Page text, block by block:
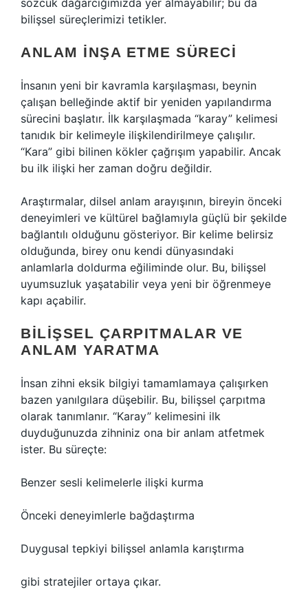
sözcük dağarcığımızda yer almayabilir; bu da
bilişsel süreçlerimizi tetikler.
ANLAM İNŞA ETME SÜRECI
İnsanın yeni bir kavramla karşılaşması, beynin
çalışan belleğinde aktif bir yeniden yapılandırma
sürecini başlatır. İlk karşılaşmada “karay” kelimesi
tanıdık bir kelimeyle ilişkilendirilmeye çalışılır.
“Kara” gibi bilinen kökler çağrışım yapabilir. Ancak
bu ilk ilişki her zaman doğru değildir.
Araştırmalar, dilsel anlam arayışının, bireyin önceki
deneyimleri ve kültürel bağlamıyla güçlü bir şekilde
bağlantılı olduğunu gösteriyor. Bir kelime belirsiz
olduğunda, birey onu kendi dünyasındaki
anlamlarla doldurma eğiliminde olur. Bu, bilişsel
uyumsuzluk yaşatabilir veya yeni bir öğrenmeye
kapı açabilir.
BILIŞSEL ÇARPITMALAR VE
ANLAM YARATMA
İnsan zihni eksik bilgiyi tamamlamaya çalışırken
bazen yanılgılara düşebilir. Bu, bilişsel çarpıtma
olarak tanımlanır. “Karay” kelimesini ilk
duyduğunuzda zihniniz ona bir anlam atfetmek
ister. Bu süreçte:
Benzer sesli kelimelerle ilişki kurma
Önceki deneyimlerle bağdaştırma
Duygusal tepkiyi bilişsel anlamla karıştırma
gibi stratejiler ortaya çıkar.